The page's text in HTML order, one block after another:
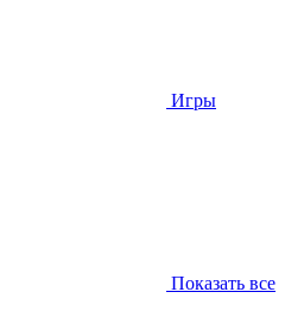
Игры
Показать все